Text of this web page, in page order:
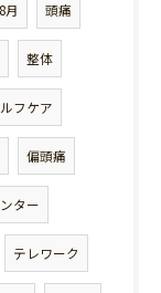
8月 頭痛
整体
フケア
偏頭痛
ター
テレワーク